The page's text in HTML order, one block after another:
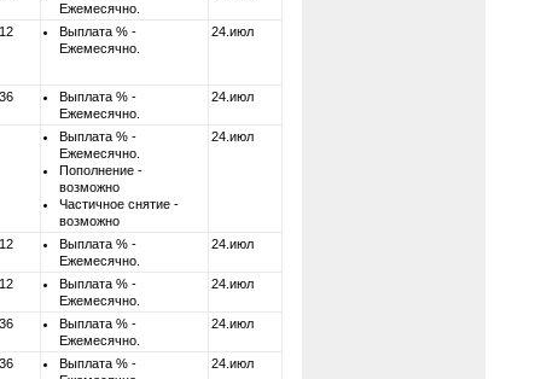
Ежемесячно.
Выплата % -
Ежемесячно.
24.июл
Выплата % -
Ежемесячно.
24.июл
Выплата % -
Ежемесячно.
Пополнение -
возможно
Частичное снятие -
возможно
24.июл
Выплата % -
Ежемесячно.
24.июл
Выплата % -
Ежемесячно.
24.июл
Выплата % -
Ежемесячно.
24.июл
Выплата % -
24.июл